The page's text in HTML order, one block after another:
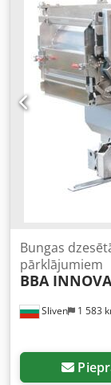
Sliven 1 583
Bungas
pārklājumiem
BBA INNOVA